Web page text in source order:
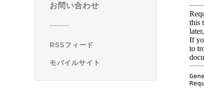
お問い合わせ
RSSフィード
モバイルサイト